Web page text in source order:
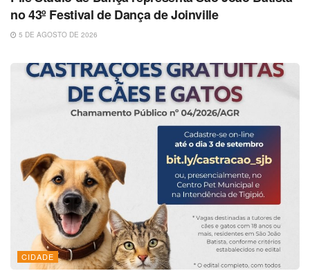
no 43º Festival de Dança de Joinville
5 DE AGOSTO DE 2026
CIDADE